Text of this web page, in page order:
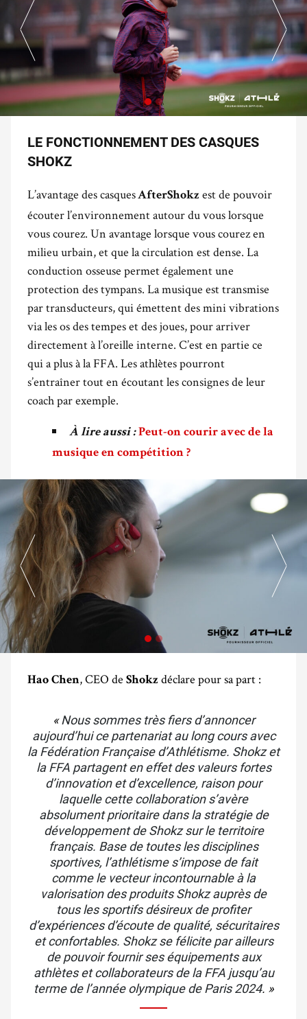
LE FONCTIONNEMENT DES CASQUES
SHOKZ
L’avantage des casquesAfterShokz est de pouvoir
écouter l’environnement autour du vous lorsque
vous courez. Un avantage lorsque vous courez en
milieu urbain, et que la circulation est dense. La
conduction osseuse permet également une
protection des tympans. La musique est transmise
par transducteurs, qui émettent des mini vibrations
via les os des tempes et des joues, pour arriver
directement à l’oreille interne. C’est en partie ce
qui a plus à la FFA. Les athlètes pourront
s’entraîner tout en écoutant les consignes de leur
coach par exemple.
À lire aussi : Peut-on courir avec de la
musique en compétition ?
Hao Chen, CEO de Shokz déclare pour sa part :
«Nous sommes très fiers d’annoncer
aujourd’hui ce partenariat au long cours avec
la Fédération Française d’Athlétisme. Shokz et
la FFA partagent en effet des valeurs fortes
d’innovation et d’excellence, raison pour
laquelle cette collaboration s’avère
absolument prioritaire dans la stratégie de
développement de Shokz sur le territoire
français. Base de toutes les disciplines
sportives, l’athlétisme s’impose de fait
comme le vecteur incontournable à la
valorisation des produits Shokz auprès de
tous les sportifs désireux de profiter
d’expériences d’écoute de qualité, sécuritaires
et confortables. Shokz se félicite par ailleurs
de pouvoir fournir ses équipements aux
athlètes et collaborateurs de la FFA jusqu’au
terme de l’année olympique de Paris 2024. »